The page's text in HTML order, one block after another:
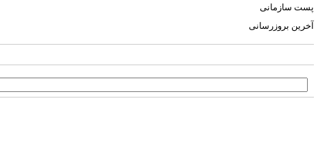
پست سازمانی
آخرین بروزرسانی